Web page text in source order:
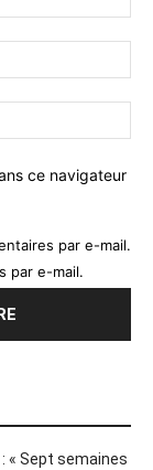
ce navigateur
par e-mail.
par e-mail.
« Sept semaines